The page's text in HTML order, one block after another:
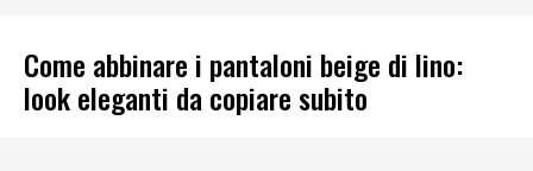
Come abbinare i pantaloni beige di lino:
look eleganti da copiare subito